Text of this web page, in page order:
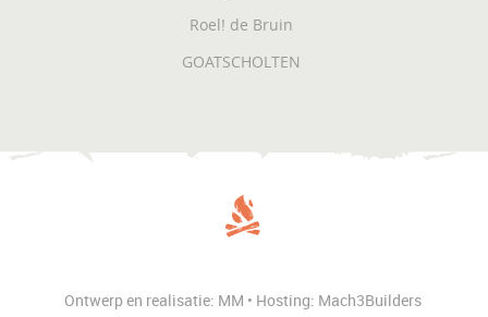
Roel! de Bruin
GOATSCHOLTEN
Ontwerp en realisatie: MM • Hosting: Mach3Builders